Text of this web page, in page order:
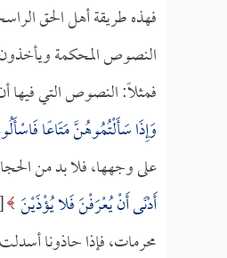
فهذه طريقة أهل الحق
النصوص المحكمة ويأخذون
فمثلاً: النصوص التي فيها
وَإِذَا سَأَلْتُمُوهُنَّ مَتَاعًا
على وجهها، فلا بد من
أَدْنَى أَنْ يُعْرَفْنَ فَلا يُؤْذَيْنَ
محرمات، فإذا حاذونا